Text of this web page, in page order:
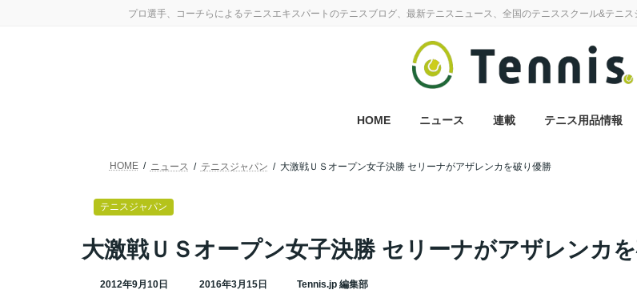
プロ選手、コーチらによるテニスエキスパートのテニスブログ、最新テニスニュース、全国のテニススクール&テニ
HOME ニュース 連載 テニス用品情報
テニスジャパン
大激戦ＵＳオープン女子決勝 セリーナがアザレンカ
2012年9月10日
最
2016年3月15日 Tennis.jp 編集部
HOME ニュース テニスジャパン 大激戦ＵＳオープン女子決勝 セリーナがアザレンカを破り優勝